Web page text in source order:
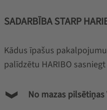
SADARBĪBA STARP
Kādus īpašus
palīdzētu HARIBO
No mazas